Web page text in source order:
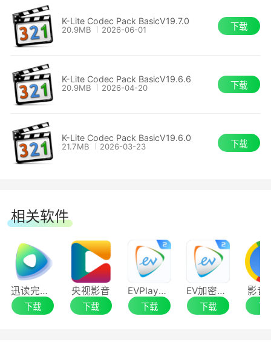
K-Lite Codec Pack BasicV19.7.0
20.9MB 2026-06-01 下载
K-Lite Codec Pack BasicV19.6.6
20.9MB 2026-04-20 下载
K-Lite Codec Pack BasicV19.6.0
21.7MB 2026-03-23 下载
相关软件
迅读完美播放器
下载
央视影音
下载
EVPlayer2(EV加密2专用播放器)
下载
EV加密播放
下载
影音
下